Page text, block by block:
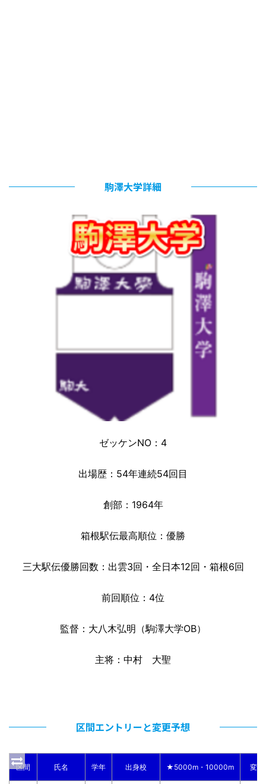
駒澤大学詳細
ゼッケンNO：4
出場歴：54年連続54回目
創部：1964年
箱根駅伝最高順位：優勝
三大駅伝優勝回数：出雲3回・全日本12回・箱根6回
前回順位：4位
監督：大八木弘明（駒澤大学OB）
主将：中村 大聖
区間エントリーと変更予想
区間 氏名 学年 出身校 ★5000m・10000m 変更